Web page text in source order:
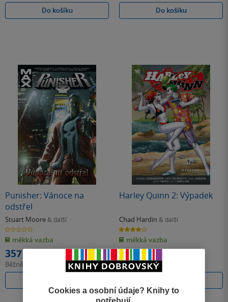
Do košíku
Do košíku
Punisher: Vánoce na
odstřel
Stuart Moore & další
0.0
z
5
hvězdiček
měkká vazba
357 Kč
Běžně
Harley Quinn 2: Výpadek
Chad Hardin & další
4.0
z
5
hvězdiček
měkká vazba
Běžně499 Kč
Cookies a osobní údaje? Knihy to